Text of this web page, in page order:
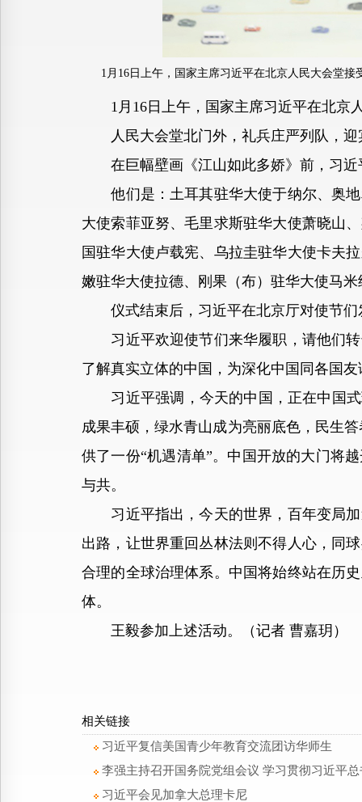
1月16日上午，国家主席习近平在北京人民大会堂
1月16日上午，国家主席习近平在北京
人民大会堂北门外，礼兵庄严列队，迎
在巨幅壁画《江山如此多娇》前，习近
他们是：土耳其驻华大使于纳尔、奥地
大使索菲亚努、毛里求斯驻华大使萧晓山
国驻华大使卢载宪、乌拉圭驻华大使卡夫
嫩驻华大使拉德、刚果（布）驻华大使马
仪式结束后，习近平在北京厅对使节们
习近平欢迎使节们来华履职，请他们转
了解真实立体的中国，为深化中国同各国
习近平强调，今天的中国，正在中国式
成果丰硕，绿水青山成为亮丽底色，民生
供了一份“机遇清单”。中国开放的大门将
与共。
习近平指出，今天的世界，百年变局加
出路，让世界重回丛林法则不得人心，同
合理的全球治理体系。中国将始终站在历
体。
王毅参加上述活动。（记者 曹嘉玥）
相关链接
习近平复信美国青少年教育交流团访华师生
李强主持召开国务院党组会议 学习贯彻习近平
习近平会见加拿大总理卡尼